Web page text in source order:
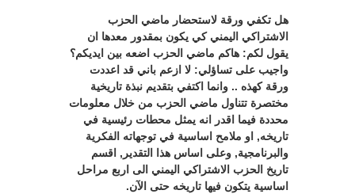
هل تكفي ورقة لاستحضار ماضي الحزب
الاشتراكي اليمني كي يكون بمقدور معدها ان
يقول لكم: هاكم ماضي الحزب اضعه بين ايديكم؟
واجيب على تساؤلي: لا ازعم باني قد اعددت
ورقة كهذه .. وانما اكتفي بتقديم نبذة تاريخية
مختصرة تتناول ماضي الحزب من خلال معلومات
محددة فيما اقدر انه يمثل محطات رئيسية في
تاريخه, او ملامح اساسية في توجهاته الفكرية
والبرنامجية, وعلى اساس هذا التقدير, اقسم
تاريخ الحزب الاشتراكي اليمني الى اربع مراحل
اساسية يتكون فيها تاريخه حتى الآن.